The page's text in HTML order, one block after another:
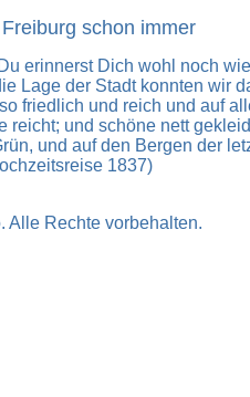
schon immer
erinnerst Dich wohl noch
Lage der Stadt konnten wir
friedlich und reich und auf
reicht; und schöne nett
und auf den Bergen der
1837)
Alle Rechte vorbehalten.